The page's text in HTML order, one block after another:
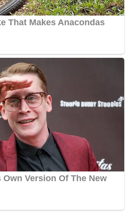
ujar Aiptu Muliyadi Suraukur saat
warga.‎‎Ia juga menambahkan
kondisi bendera yang
memastikan bendera dalam
tidak sobek, dan layak untuk
simbol kehormatan
menyampaikan imbauan terkait
sambang DDS ini juga
sebagai sarana deteksi dini (early
mengantisipasi potensi gangguan
ketertiban masyarakat
lingkungan tempat tinggal warga.
langsung tersebut,
dapat menghimpun informasi
sosial, potensi kerawanan,
yang dapat mengganggu
khususnya menjelang
Kemerdekaan RI yang biasanya
berbagai kegiatan dan
adanya deteksi dini ini,
gangguan keamanan dapat
awal sehingga situasi di